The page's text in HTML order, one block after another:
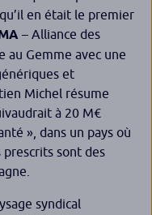
en était le premier
– Alliance des
au Gemme avec une
et
Michel résume
à 20 M€
», dans un pays où
sont des
syndical